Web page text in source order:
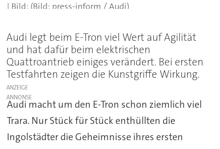
(Bild: press-inform / Audi)
Audi legt beim E-Tron viel Wert auf Agilität
und hat dafür beim elektrischen
Quattroantrieb einiges verändert. Bei ersten
Testfahrten zeigen die Kunstgriffe Wirkung.
ANZEIGE
Audi macht um den E-Tron schon ziemlich viel
Trara. Nur Stück für Stück enthüllten die
Ingolstädter die Geheimnisse ihres ersten